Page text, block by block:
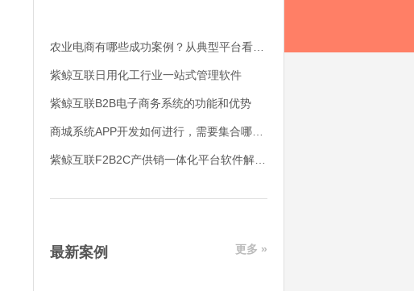
紫鲸互联日用化工行业一站式管理软件
紫鲸互联B2B电子商务系统的功能和优势
最新案例 更多 »